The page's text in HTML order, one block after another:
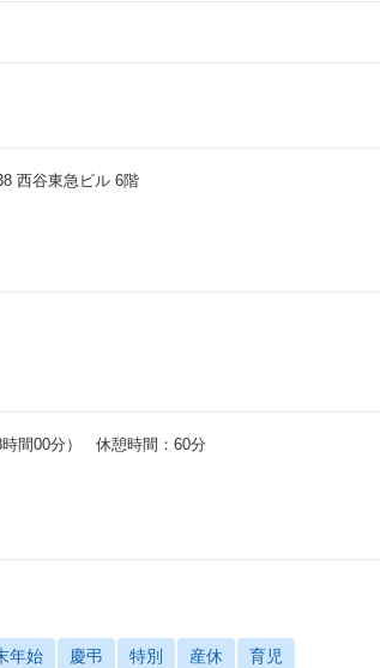
西谷東急ビル 6階
間00分） 休憩時間：60分
年始 慶弔 特別 産休 育児